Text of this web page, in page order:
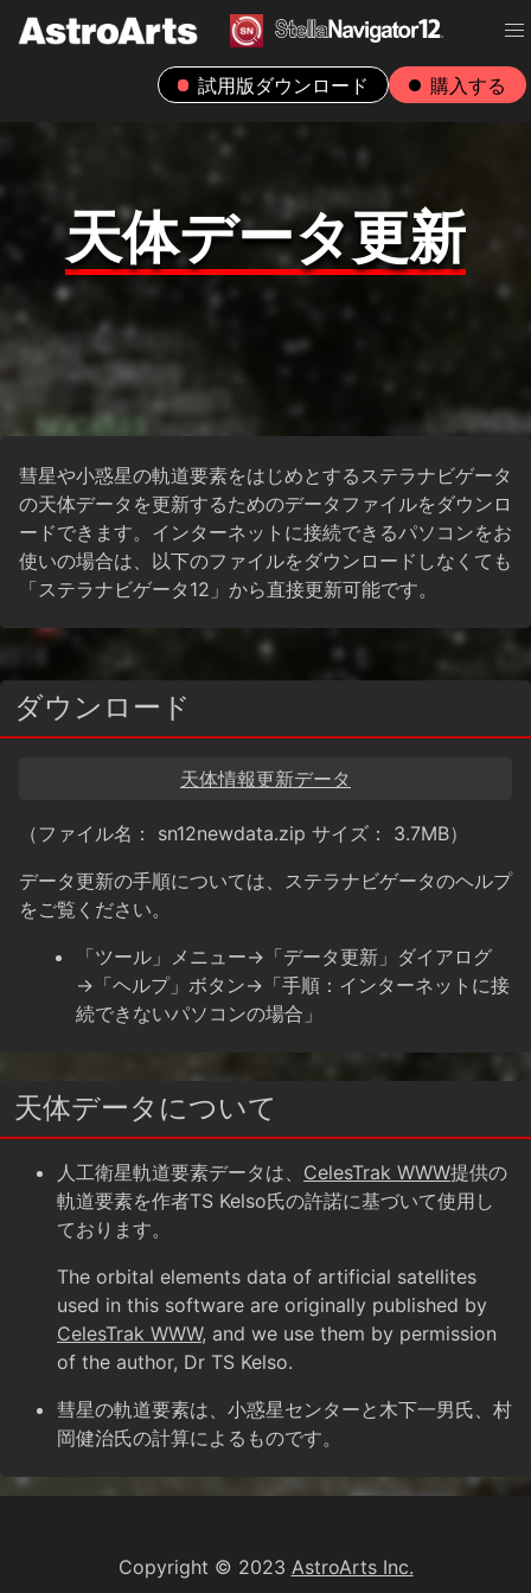
試用版ダウンロード 購入する
天体データ更新
彗星や小惑星の軌道要素をはじめとするステラナビゲータ
の天体データを更新するためのデータファイルをダウンロ
ードできます。インターネットに接続できるパソコンをお
使いの場合は、以下のファイルをダウンロードしなくても
「ステラナビゲータ12」から直接更新可能です。
ダウンロード
天体情報更新データ
（ファイル名： sn12newdata.zip サイズ： 3.7MB）
データ更新の手順については、ステラナビゲータのヘルプ
をご覧ください。
「ツール」メニュー→「データ更新」ダイアログ
→「ヘルプ」ボタン→「手順：インターネットに接
続できないパソコンの場合」
天体データについて
人工衛星軌道要素データは、 CelesTrak WWW提供の
軌道要素を作者TS Kelso氏の許諾に基づいて使用し
ております。
The orbital elements data of artificial satellites
used in this software are originally published by
CelesTrak WWW, and we use them by permission
of the author, Dr TS Kelso.
彗星の軌道要素は、小惑星センターと木下一男氏、村
岡健治氏の計算によるものです。
Copyright © 2023 AstroArts Inc.